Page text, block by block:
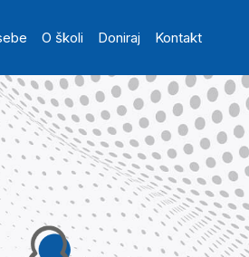
O školi Doniraj Kontakt